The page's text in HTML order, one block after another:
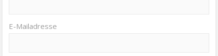
E-Mailadresse